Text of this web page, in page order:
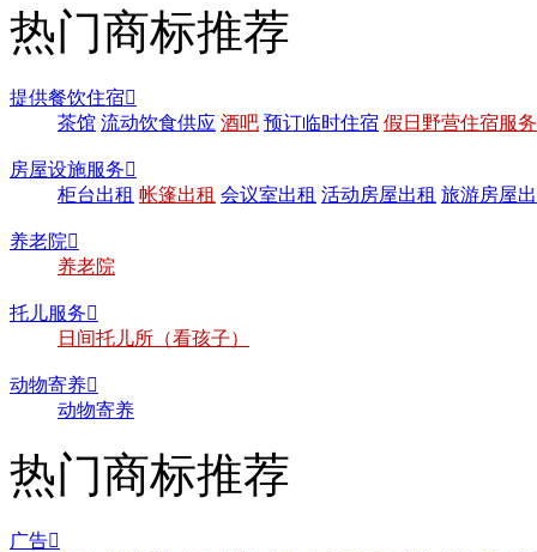
热门商标推荐
提供餐饮住宿
茶馆 流动饮食供应 酒吧 预订临时住宿 假日野营住宿服务
房屋设施服务
柜台出租 帐篷出租 会议室出租 活动房屋出租 旅游房屋
养老院
养老院
托儿服务
日间托儿所（看孩子）
动物寄养
动物寄养
热门商标推荐
广告